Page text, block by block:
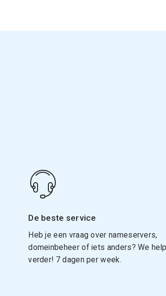
De beste service
Heb je een vraag over nameservers,
domeinbeheer of iets anders? We
verder! 7 dagen per week.